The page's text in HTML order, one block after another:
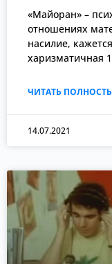
«Майоран» –
отношениях
насилие,
харизматичная
ЧИТАТЬ
14.07.2021